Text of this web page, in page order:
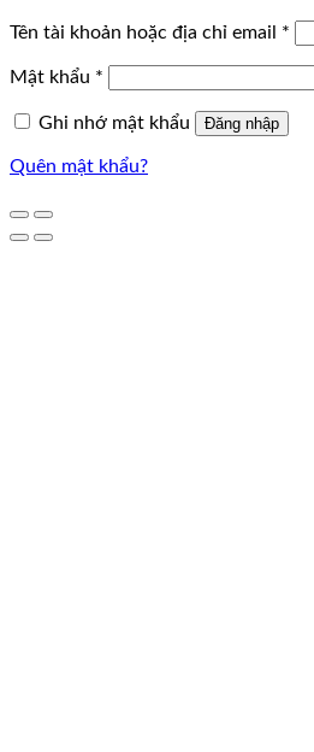
Tên tài khoản hoặc địa chỉ email *
Mật khẩu *
Ghi nhớ mật khẩu Đăng nhập
Quên mật khẩu?